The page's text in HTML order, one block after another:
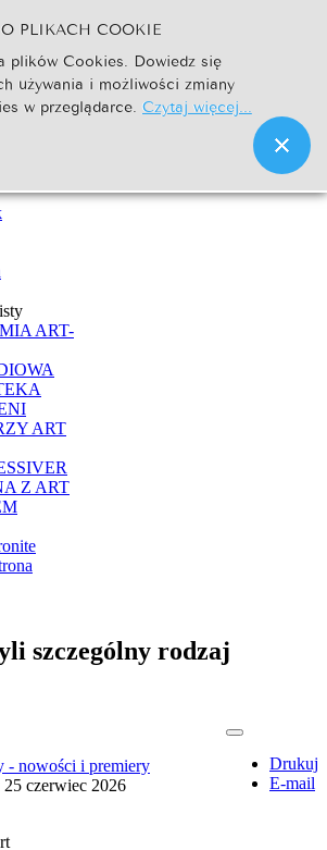
Go
ART-
ART
Z ART
szczególny rodzaj
Drukuj
E-mail
- nowości i premiery
czerwiec 2026
PLIKACH COOKIE
plików Cookies. Dowiedz się
używania i możliwości zmiany
w przeglądarce. Czytaj więcej...